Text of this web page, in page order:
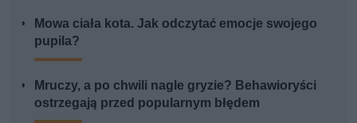
Mowa ciała kota. Jak odczytać emocje swojego
pupila?
Mruczy, a po chwili nagle gryzie? Behawioryści
ostrzegają przed popularnym błędem